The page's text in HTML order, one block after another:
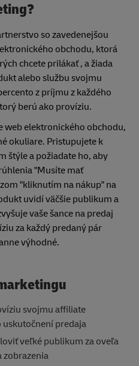
so zavedenejšou
obchodu, ktorá
chcete prilákať , a žiada
alebo službu svojmu
z príjmu z každého
berú ako províziu.
web elektronického obchodu,
okuliare. Pristupujete k
štýle a požiadate ho, aby
"Musíte mať
"kliknutím na nákup" na
uvidí väčšie publikum a
vaše šance na predaj
za každý predaný pár
výhodné.
svojmu affiliate
uskutočnení predaja
veľké publikum za oveľa
zobrazenia